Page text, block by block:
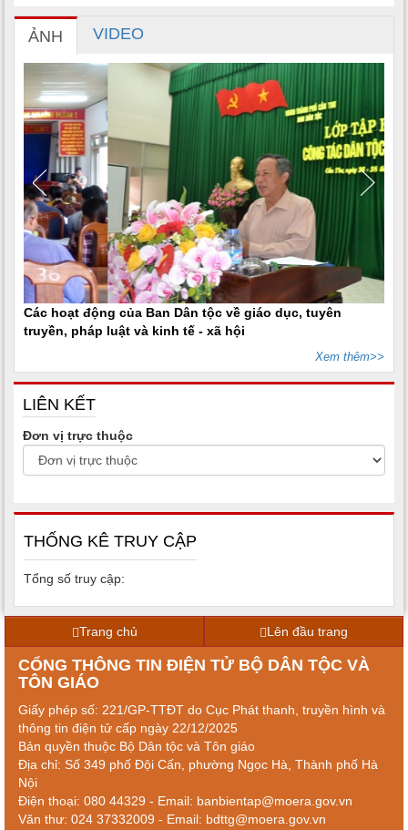
ẢNH VIDEO
Các hoạt động của Ban Dân tộc về giáo dục, tuyên
truyền, pháp luật và kinh tế - xã hội
Xem thêm>>
LIÊN KẾT
Đơn vị trực thuộc
THỐNG KÊ TRUY CẬP
Tổng số truy cập:
Trang chủ Lên đầu trang
CỔNG THÔNG TIN ĐIỆN TỬ BỘ DÂN TỘC VÀ
TÔN GIÁO
Giấy phép số: 221/GP-TTĐT do Cục Phát thanh, truyền hình và
thông tin điện tử cấp ngày 22/12/2025
Bản quyền thuộc Bộ Dân tộc và Tôn giáo
Địa chỉ: Số 349 phố Đội Cấn, phường Ngọc Hà, Thành phố Hà
Nội
Điện thoại: 080 44329 - Email: banbientap@moera.gov.vn
Văn thư: 024 37332009 - Email: bdttg@moera.gov.vn